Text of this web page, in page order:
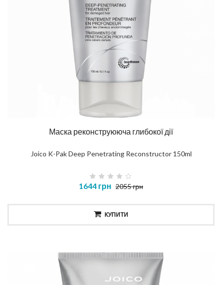
Маска реконструююча глибокої дії
Joico K-Pak Deep Penetrating Reconstructor 150ml
1644 грн 2055 грн
КУПИТИ